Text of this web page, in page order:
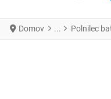
Domov Polnilec